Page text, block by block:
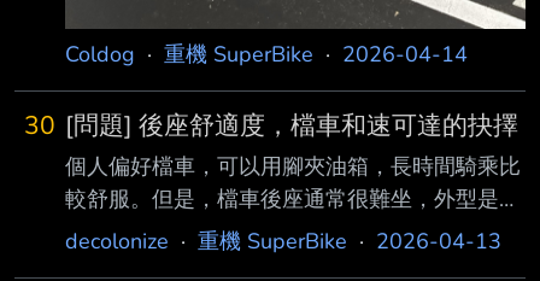
Coldog · 重機 SuperBike · 2026-04-14
30 [問題] 後座舒適度，檔車和速可達的抉擇
個人偏好檔車，可以用腳夾油箱，長時間騎乘比
較舒服。但是，檔車後座通常很難坐，外型是
帥，只是讓妹子坐久了一定出事 想問有沒有什
decolonize · 重機 SuperBike · 2026-04-13